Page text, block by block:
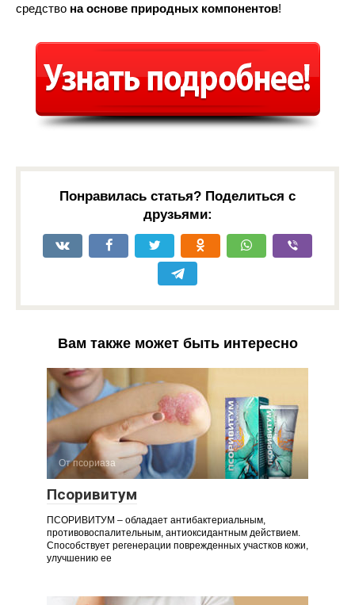
средство на основе природных компонентов!
Понравилась статья? Поделиться с
друзьями:
Вам также может быть интересно
От псориаза
Псоривитум
ПСОРИВИТУМ – обладает антибактериальным,
противовоспалительным, антиоксидантным действием.
Способствует регенерации поврежденных участков кожи,
улучшению ее